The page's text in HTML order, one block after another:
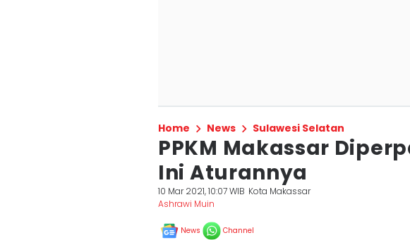
Home News Sulawesi Selatan
PPKM Makassar
Ini Aturannya
10 Mar 2021, 10:07 WIB Kota Makassar
Ashrawi Muin
News Channel